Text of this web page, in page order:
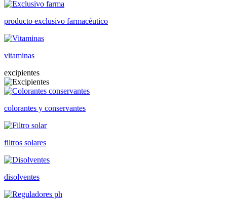
producto exclusivo farmacéutico
vitaminas
excipientes
colorantes y conservantes
filtros solares
disolventes